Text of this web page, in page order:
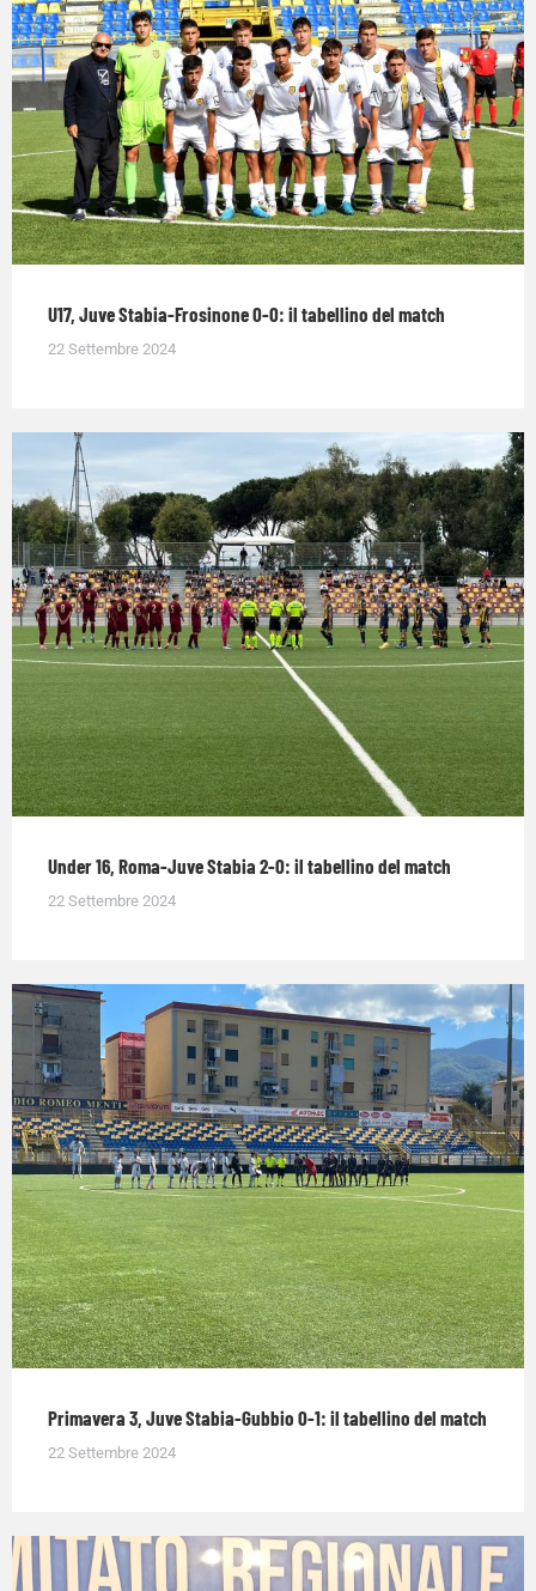
U17, Juve Stabia-Frosinone 0-0: il tabellino del match
22 Settembre 2024
Under 16, Roma-Juve Stabia 2-0: il tabellino del match
22 Settembre 2024
Primavera 3, Juve Stabia-Gubbio 0-1: il tabellino del match
22 Settembre 2024